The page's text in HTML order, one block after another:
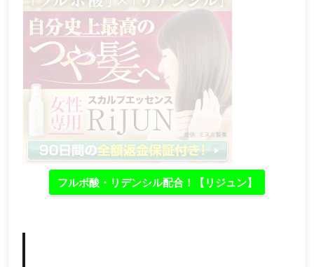
フルボ酸・リデンシル配合！【リジュン】